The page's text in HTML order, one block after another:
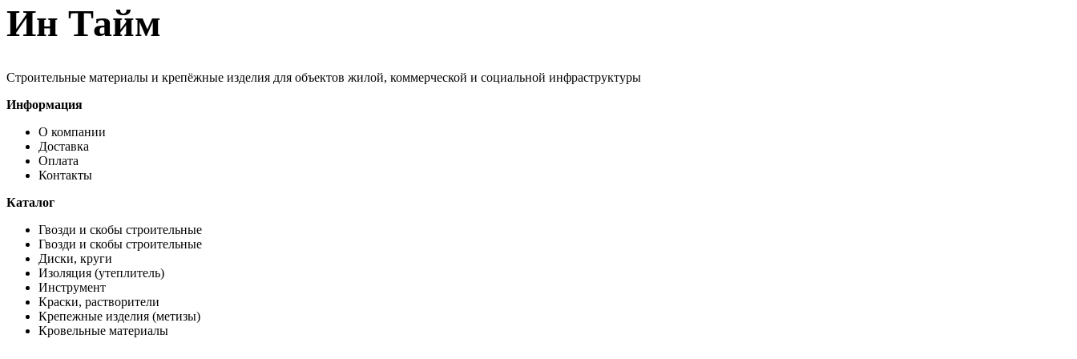
Ин Тайм
Строительные материалы и крепёжные изделия для объектов жилой, коммерческой и социальной инфраструктуры
Информация
О компании
Доставка
Оплата
Контакты
Каталог
Гвозди и скобы строительные
Гвозди и скобы строительные
Диски, круги
Изоляция (утеплитель)
Инструмент
Краски, растворители
Крепежные изделия (метизы)
Кровельные материалы